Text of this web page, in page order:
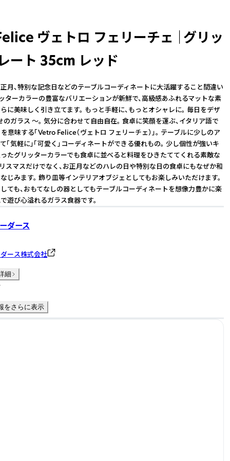
ヴェトロ フェリーチェ ｜グリッ
ート 35cm レッド
月、特別な記念日などのテーブルコーディネートに大活躍すること間違い
ターカラーの豊富なバリエーションが新鮮で、高級感あふれるマットな素
に美味しく引き立てます。 もっと手軽に、もっとオシャレに。 毎日をデザ
ガラス ～。 気分に合わせて自由自在。 食卓に笑顔を運ぶ、イタリア語で
を意味する「Vetro Felice（ヴェトロ フェリーチェ）」。 テーブルに少しのア
「気軽に」「可愛く」コーディネートができる優れもの。 少し個性が強いキ
たグリッターカラーでも食卓に並べると料理をひきたててくれる素敵な
スマスだけでなく、お正月などのハレの日や特別な日の食卓にもなぜか和
じみます。 飾り皿等インテリアオブジェとしてもお楽しみいただけます。
ても、おもてなしの器としてもテーブルコーディネートを想像力豊かに楽
遊び心溢れるガラス食器です。
ダース
ース株式会社
細
をさらに表示